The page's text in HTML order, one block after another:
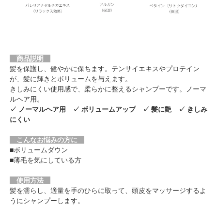
商品説明
髪を保護し、健やかに保ちます。テンサイエキスやプロテイン
が、髪に輝きとボリュームを与えます。
きしみにくい使用感で、柔らかに整えるシャンプーです。ノーマ
ルヘア用。
✓ ノーマルヘア用 ✓ ボリュームアップ ✓ 髪に艶 ✓ きしみ
にくい
こんなお悩みの方に
■ボリュームダウン
■薄毛を気にしている方
使用方法
髪を濡らし、適量を手のひらに取って、頭皮をマッサージするよ
うにシャンプーします。